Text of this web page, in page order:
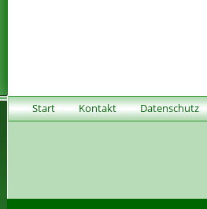
Start Kontakt Datenschutz